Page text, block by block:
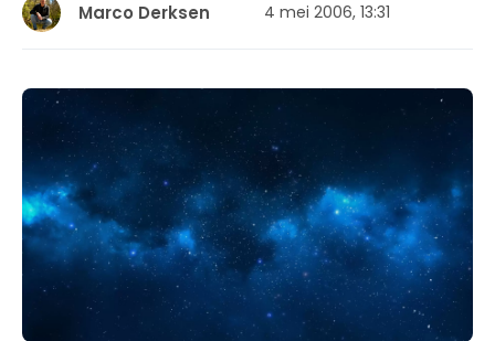
Marco Derksen 4 mei 2006, 13:31